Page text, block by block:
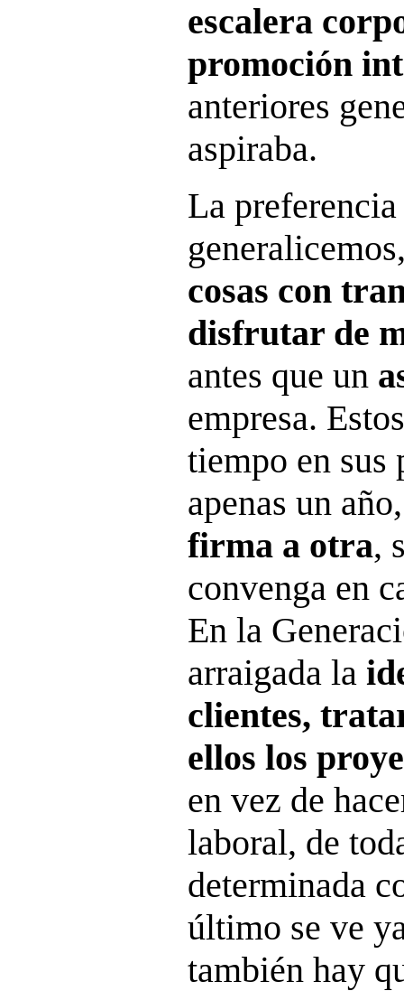
escalera
promoción
anteriores
aspiraba.
La
cosas con
disfrutar de
antes que un
empresa.
tiempo en sus
apenas un
firma a otra,
convenga en
En la
arraigada la
clientes,
ellos los
en vez de
laboral, de
determinada
último se ve
también hay